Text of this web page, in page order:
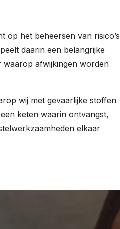
op het beheersen van risico’s
daarin een belangrijke
waarop afwijkingen worden
wij met gevaarlijke stoffen
keten waarin ontvangst,
elkaar